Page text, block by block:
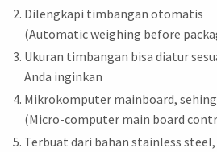
Dilengkapi timbangan otomatis
(Automatic weighing before
Ukuran timbangan bisa diatur
Anda inginkan
Mikrokomputer mainboard,
(Micro-computer main board
Terbuat dari bahan stainless